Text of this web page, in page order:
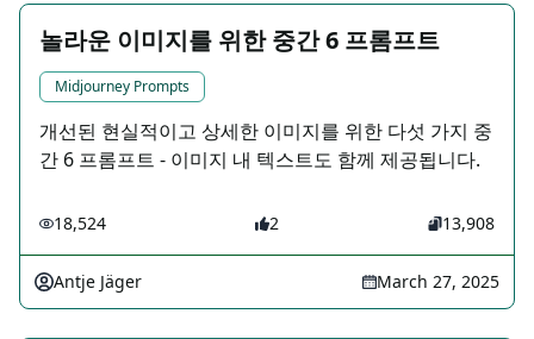
놀라운 이미지를 위한 중간 6 프롬프트
Midjourney Prompts
개선된 현실적이고 상세한 이미지를 위한 다섯 가지 중
간 6 프롬프트 - 이미지 내 텍스트도 함께 제공됩니다.
18,524 2 13,908
Antje Jäger March 27, 2025